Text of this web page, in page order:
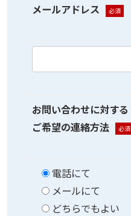
メールアドレス 必須
お問い合わせに対する
ご希望の連絡方法
必須
電話にて
メールにて
どちらでもよい